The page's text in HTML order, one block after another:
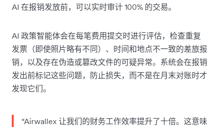
AI 在报销发放前，可以实时审计 100% 的交易。
AI 政策智能体会在每笔费用提交时进行评估，检查重复
发票（即使照片略有不同）、时间和地点不一致的差旅报
销，以及存在伪造或篡改文件的可疑异常。系统会在报销
发出前标记这些问题，防止损失，而不是在月末对账时才
发现它们。
“Airwallex 让我们的财务工作效率提升了十倍。这意味